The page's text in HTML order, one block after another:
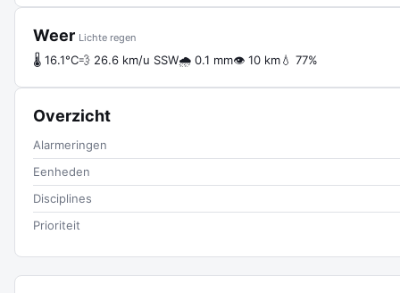
Weer Lichte regen
🌡 16.1°C💨 26.6 km/u SSW🌧 0.1 mm👁 10 km💧 77%
Overzicht
Alarmeringen
Eenheden
Disciplines
Prioriteit